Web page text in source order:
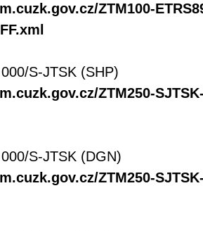
ZTM100-
S-JTSK (SHP)
ZTM250-
S-JTSK (DGN)
ZTM250-